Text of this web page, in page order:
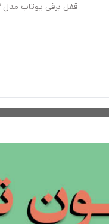
قفل برقی یوتاب مدل 1093